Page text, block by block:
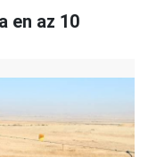
en az 10